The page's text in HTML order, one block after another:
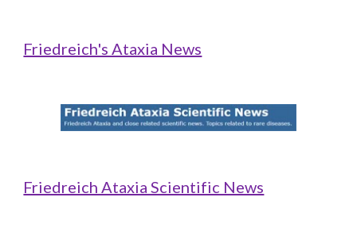
Friedreich's Ataxia News
Friedreich Ataxia Scientific News